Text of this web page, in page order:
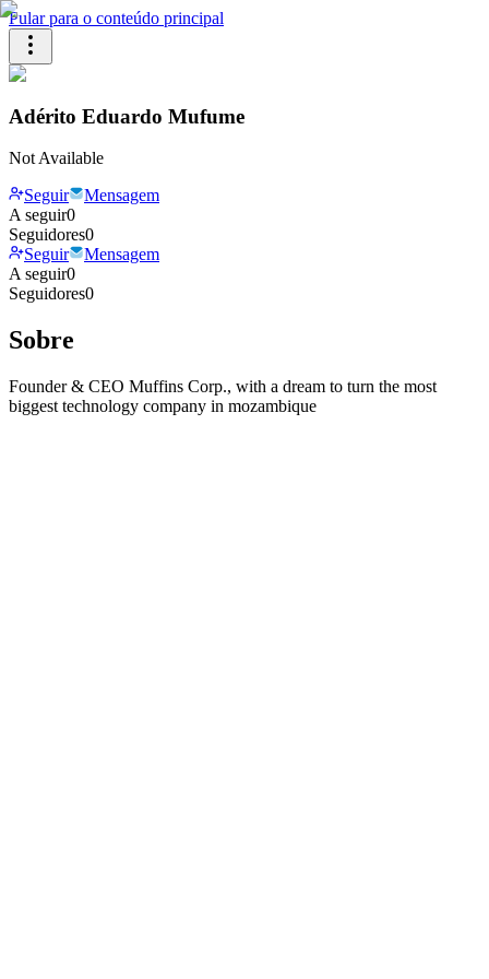
Pular para o conteúdo principal
Adérito Eduardo Mufume
Not Available
Seguir
Mensagem
A seguir0
Seguidores0
Seguir
Mensagem
A seguir0
Seguidores0
Sobre
Founder & CEO Muffins Corp., with a dream to turn the most
biggest technology company in mozambique